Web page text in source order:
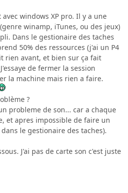
windows XP pro. Il y a une
winamp, iTunes, ou des jeux)
Dans le gestionaire des taches
50% des ressources (j'ai un P4
rien avant, et bien sur ça fait
de fermer la session
la machine mais rien a faire.
?
probleme de son... car a chaque
et apres impossible de faire un
le gestionaire des taches).
J'ai pas de carte son c'est juste